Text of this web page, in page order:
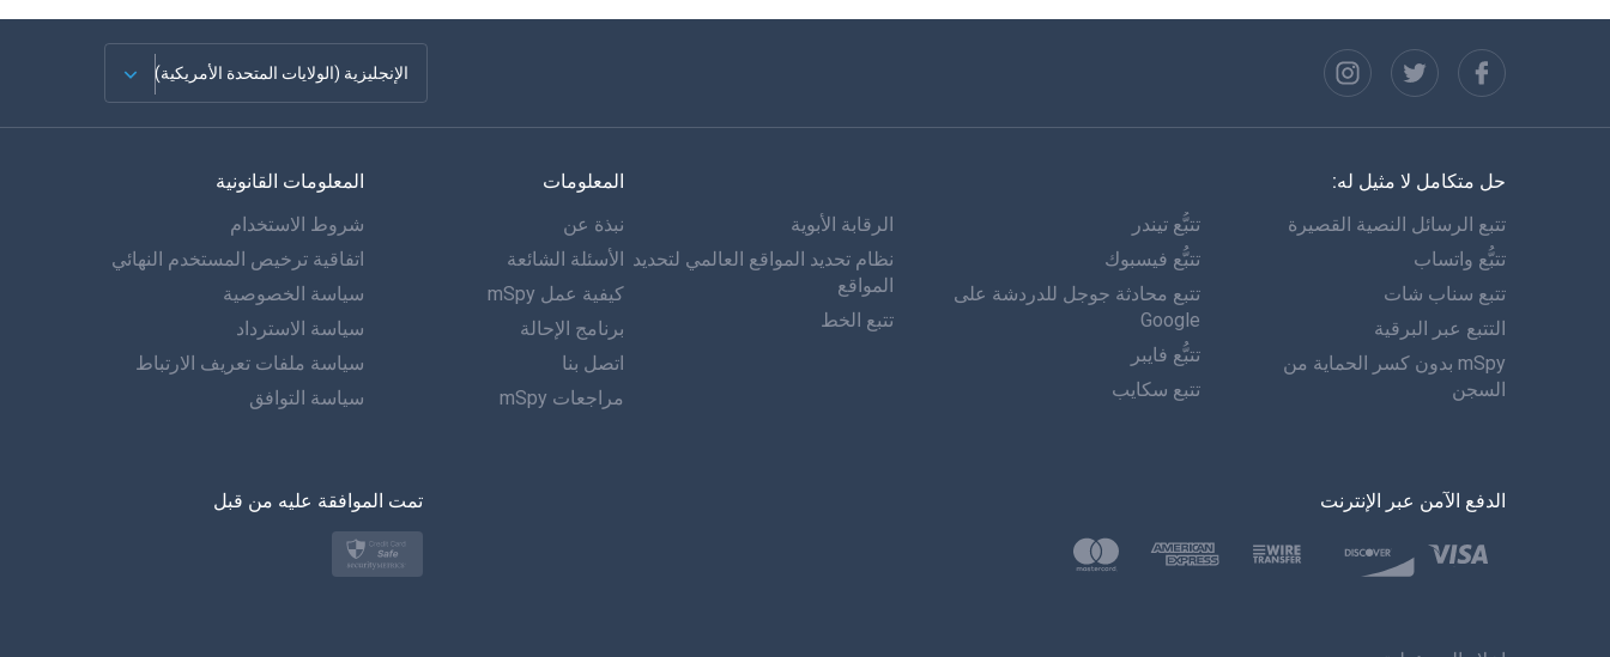
الإنجليزية (الولايات المتحدة الأمريكية)
الفرنسية
الاسبانية
دويتش
البرتغالية
العربية
اللغة التركية
بولسكي
حل متكامل لا مثيل له:
تتبع الرسائل النصية القصيرة
تتبُّع واتساب
تتبع سناب شات
التتبع عبر البرقية
mSpy بدون كسر الحماية من
السجن
تتبُّع تيندر
تتبُّع فيسبوك
تتبع محادثة جوجل للدردشة على
Google
تتبُّع فايبر
تتبع سكايب
الرقابة الأبوية
نظام تحديد المواقع العالمي لتحديد
المواقع
تتبع الخط
المعلومات
نبذة عن
الأسئلة الشائعة
كيفية عمل mSpy
برنامج الإحالة
اتصل بنا
مراجعات mSpy
المعلومات القانونية
شروط الاستخدام
اتفاقية ترخيص المستخدم النهائي
سياسة الخصوصية
سياسة الاسترداد
سياسة ملفات تعريف الارتباط
سياسة التوافق
الدفع الآمن عبر الإنترنت تمت الموافقة عليه من قبل